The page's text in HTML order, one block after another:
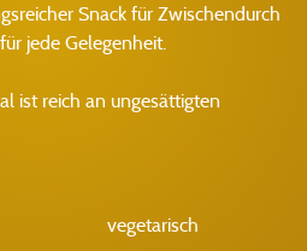
Snack für Zwischendurch
jede Gelegenheit.
ist reich an ungesättigten
vegetarisch